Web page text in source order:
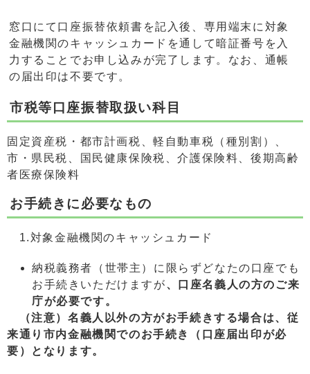
窓口にて口座振替依頼書を記入後、専用端末に対象
金融機関のキャッシュカードを通して暗証番号を入
力することでお申し込みが完了します。なお、通帳
の届出印は不要です。
市税等口座振替取扱い科目
固定資産税・都市計画税、軽自動車税（種別割）、
市・県民税、国民健康保険税、介護保険料、後期高齢
者医療保険料
お手続きに必要なもの
1.対象金融機関のキャッシュカード
納税義務者（世帯主）に限らずどなたの口座でも
お手続きいただけますが、口座名義人の方のご来
庁が必要です。
（注意）名義人以外の方がお手続きする場合は、従
来通り市内金融機関でのお手続き（口座届出印が必
要）となります。